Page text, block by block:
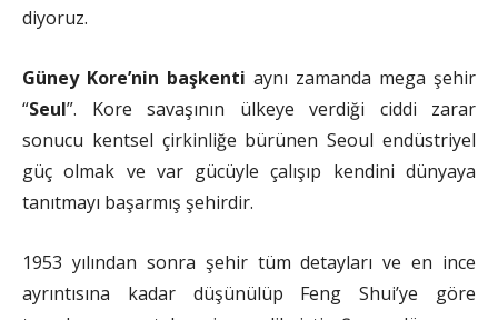
diyoruz.
Güney Kore’nin başkenti aynı zamanda mega şehir
“Seul”. Kore savaşının ülkeye verdiği ciddi zarar
sonucu kentsel çirkinliğe bürünen Seoul endüstriyel
güç olmak ve var gücüyle çalışıp kendini dünyaya
tanıtmayı başarmış şehirdir.
1953 yılından sonra şehir tüm detayları ve en ince
ayrıntısına kadar düşünülüp Feng Shui’ye göre